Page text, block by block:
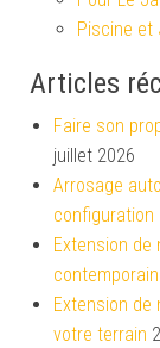
Piscine et
Articles
Faire son
juillet 2026
Arrosage
configuration
Extension de
Extension de
votre terrain